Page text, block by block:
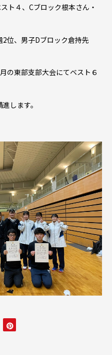
ト４、Cブロック根本さん・
位、男子Dブロック倉持先
の東部支部大会にてベスト６
します。